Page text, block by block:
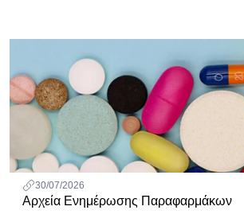
30/07/2026
Αρχεία Ενημέρωσης Παραφαρμάκων